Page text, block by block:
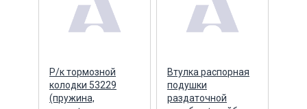
Р/к тормозной
колодки 53229
(пружина,
Втулка распорная
подушки
раздаточной